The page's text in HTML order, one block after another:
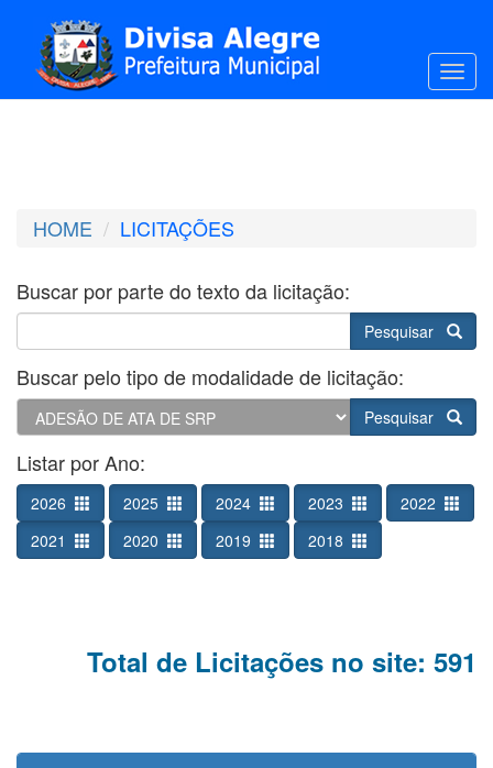
HOME LICITAÇÕES
Buscar por parte do texto da licitação:
Pesquisar
Buscar pelo tipo de modalidade de licitação:
Pesquisar
Listar por Ano:
2026 2025 2024 2023
2022
2021
2020 2019 2018
Total de Licitações no site: 591